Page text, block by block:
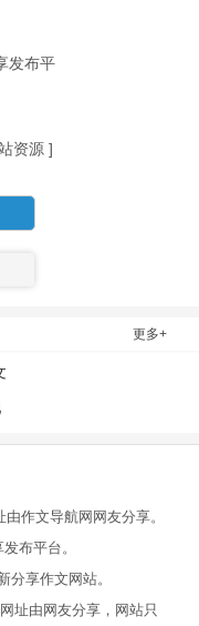
发布平
资源 ]
更多+
作文导航网网友分享。
布平台。
分享作文网站。
址由网友分享，网站只